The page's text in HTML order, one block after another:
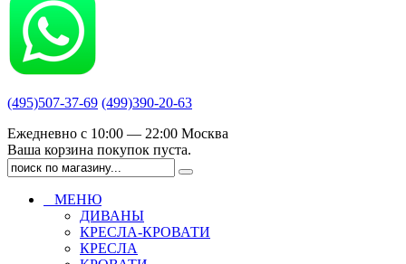
(495)507-37-69 (499)390-20-63
Ежедневно с 10:00 — 22:00 Москва
Ваша корзина покупок пуста.
МЕНЮ
ДИВАНЫ
КРЕСЛА-КРОВАТИ
КРЕСЛА